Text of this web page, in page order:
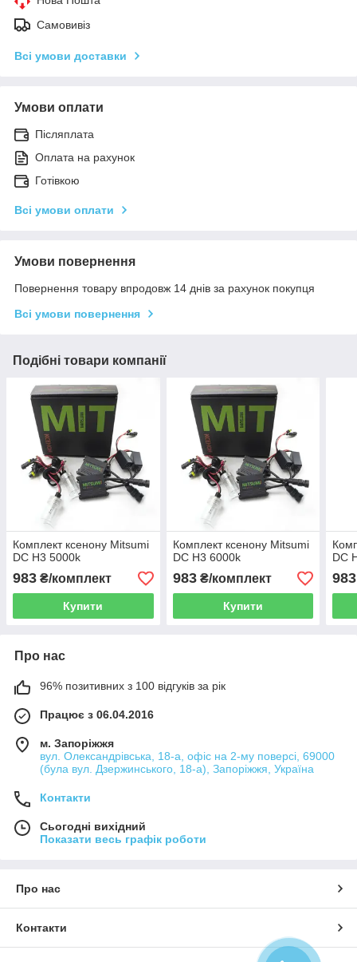
Самовивіз
Всі умови доставки
Умови оплати
Післяплата
Оплата на рахунок
Готівкою
Всі умови оплати
Умови повернення
Повернення товару впродовж 14 днів за рахунок покупця
Всі умови повернення
Подібні товари компанії
Комплект ксенону Mitsumi
DC H3 5000k
983 ₴/комплект
Купити
Комплект ксенону Mitsumi
DC H3 6000k
983₴/комплект
Купити
DC
983
Про нас
96% позитивних з 100 відгуків за рік
Працює з 06.04.2016
м. Запоріжжя
вул. Олександрівська, 18-а, офіс на 2-му поверсі, 69000
(була вул. Дзержинського, 18-а), Запоріжжя, Україна
Контакти
Сьогодні вихідний
Показати весь графік роботи
Про нас
Контакти